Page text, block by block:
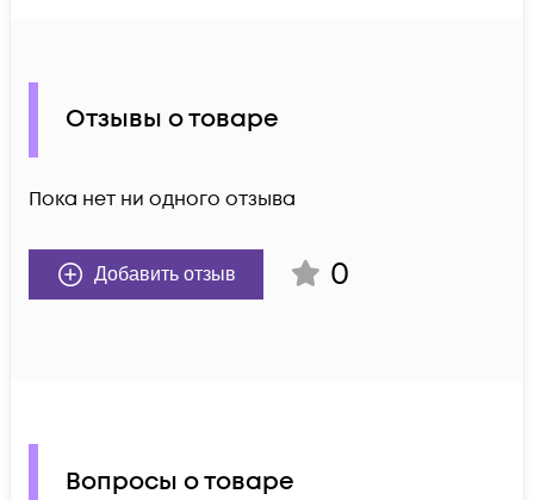
Отзывы о товаре
Пока нет ни одного отзыва
Добавить отзыв 0
Вопросы о товаре